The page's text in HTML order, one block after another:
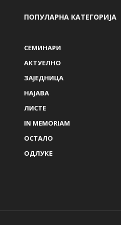
ПОПУЛАРНА КАТЕГОРИЈА
СЕМИНАРИ
AКТУЕЛНО
ЗАЈЕДНИЦА
НАЈАВА
ЛИСТЕ
IN MEMORIAM
ОСТАЛО
ОДЛУКЕ